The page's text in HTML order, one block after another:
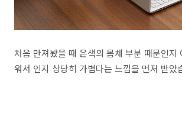
처음 만져봤을 때 은색의 몸체 부분 때문인지
워서 인지 상당히 가볍다는 느낌을 먼저 받았